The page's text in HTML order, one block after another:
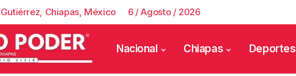
Chiapas, México 6 / Agosto / 2026
Nacional Chiapas Deportes